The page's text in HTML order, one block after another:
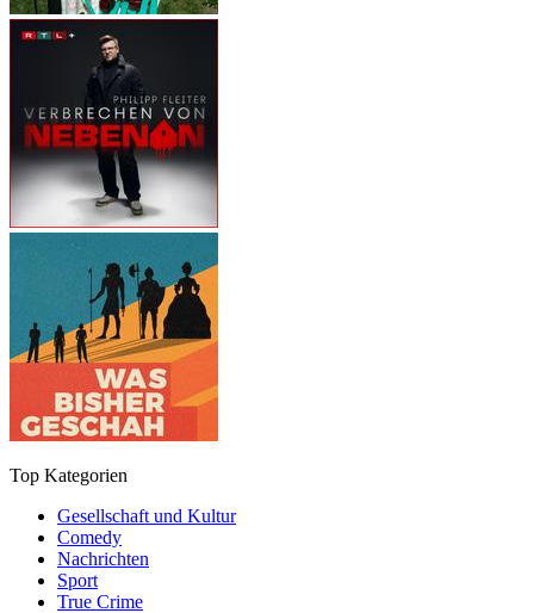
Top Kategorien
Gesellschaft und Kultur
Comedy
Nachrichten
Sport
True Crime